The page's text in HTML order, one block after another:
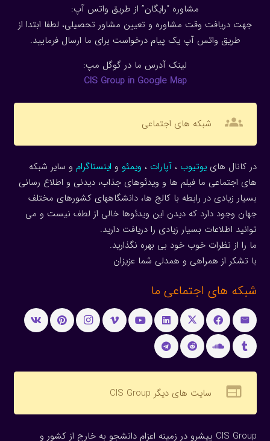
مشاوره “رایگان” از طریق واتس آپ:
جهت دریافت وقت مشاوره و تعیین مشاور تحصیلی، لطفا ابتدا از
طریق واتس آپ یک پیام درخواست برای ما ارسال فرمایید.
لینک آدرس ما در گوگل مپ:
CIS Group in Google Map
groups شبکه های اجتماعی
در کانال هاییوتیوب ، آپارات ، ویمئو و اینستاگرام و سایر شبکه
های اجتماعی ما فیلم ها و ویدئوهای جذاب، دیدنی و اطلاع رسانی
بسیار زیادی در رابطه با کالج ها، دانشگاههای کشورهای مختلف
جهان وجود دارد که دیدن این ویدئوها خالی از لطف نیست و می
توانید اطلاعات بسیار زیادی را دریافت دارید.
ما را از نظرات خوب خود بی بهره نگذارید.
با تشکر از همراهی و همدلی شما عزیزان
شبکه های اجتماعی ما
web سایت های دیگر CIS Group
CIS Group پیشرو در زمینه اعزام دانشجو به خارج از کشور و